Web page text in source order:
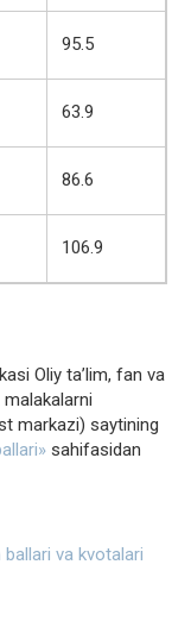
95.5
63.9
86.6
106.9
Oliy ta’lim, fan va
markazi) saytining
sahifasidan
va kvotalari